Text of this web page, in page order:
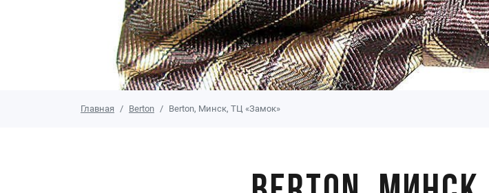
Главная Berton Berton, Минск, ТЦ «Замок»